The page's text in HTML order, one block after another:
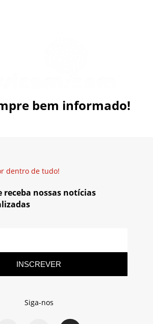
bem informado!
dentro de tudo!
receba nossas notícias
INSCREVER
Siga-nos